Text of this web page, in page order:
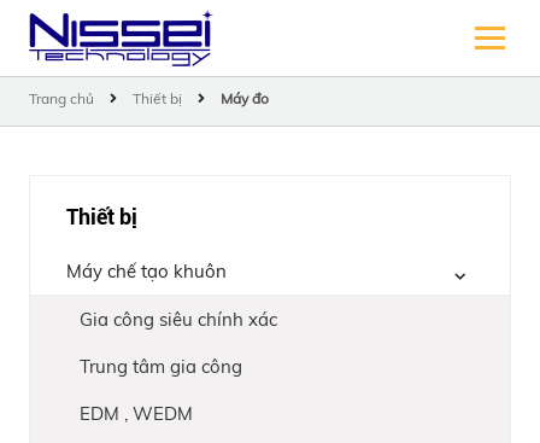
Trang chủ Thiết bị Máy đo
Thiết bị
Máy chế tạo khuôn
Gia công siêu chính xác
Trung tâm gia công
EDM , WEDM